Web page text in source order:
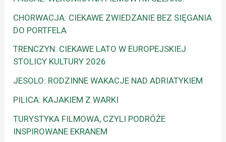
CHORWACJA: CIEKAWE ZWIEDZANIE BEZ SIĘGANIA
DO PORTFELA
TRENCZYN: CIEKAWE LATO W EUROPEJSKIEJ
STOLICY KULTURY 2026
JESOLO: RODZINNE WAKACJE NAD ADRIATYKIEM
PILICA: KAJAKIEM Z WARKI
TURYSTYKA FILMOWA, CZYLI PODRÓŻE
INSPIROWANE EKRANEM